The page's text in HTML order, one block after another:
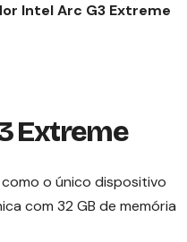
Intel Arc G3 Extreme
Extreme
o único dispositivo
com 32 GB de memória